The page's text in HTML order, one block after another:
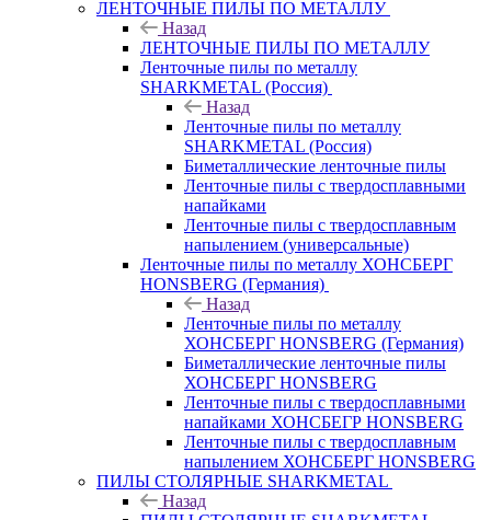
ЛЕНТОЧНЫЕ ПИЛЫ ПО МЕТАЛЛУ
Назад
ЛЕНТОЧНЫЕ ПИЛЫ ПО МЕТАЛЛУ
Ленточные пилы по металлу
SHARKMETAL (Россия)
Назад
Ленточные пилы по металлу
SHARKMETAL (Россия)
Биметаллические ленточные пилы
Ленточные пилы с твердосплавными
напайками
Ленточные пилы с твердосплавным
напылением (универсальные)
Ленточные пилы по металлу ХОНСБЕРГ
HONSBERG (Германия)
Назад
Ленточные пилы по металлу
ХОНСБЕРГ HONSBERG (Германия)
Биметаллические ленточные пилы
ХОНСБЕРГ HONSBERG
Ленточные пилы с твердосплавными
напайками ХОНСБЕГР HONSBERG
Ленточные пилы с твердосплавным
напылением ХОНСБЕРГ HONSBERG
ПИЛЫ СТОЛЯРНЫЕ SHARKMETAL
Назад